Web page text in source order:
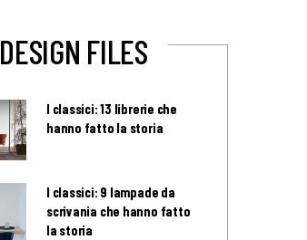
DESIGN FILES
I classici: 13 librerie che
hanno fatto la storia
I classici: 9 lampade da
scrivania che hanno fatto
la storia